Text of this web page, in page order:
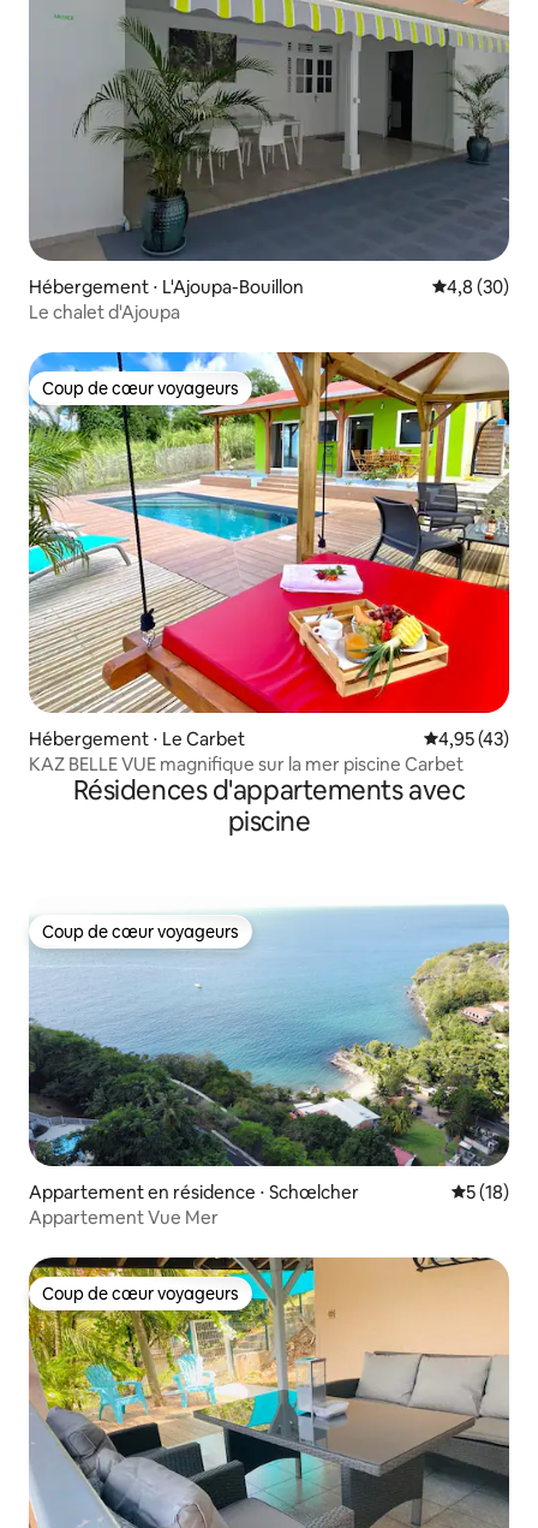
Hébergement ⋅ L'Ajoupa-Bouillon Évaluation
4,8 (30)
Le chalet d'Ajoupa
Coup de cœur voyageurs
Coup de cœur voyageurs
Hébergement ⋅ Le Carbet Évaluation
4,95 (43)
KAZ BELLE VUE magnifique sur la mer piscine Carbet
Résidences d'appartements avec
piscine
Coup de cœur voyageurs
Coup de cœur voyageurs
Appartement en résidence ⋅ Schœlcher
5 (18)
Appartement Vue Mer
Coup de cœur voyageurs
Coup de cœur voyageurs